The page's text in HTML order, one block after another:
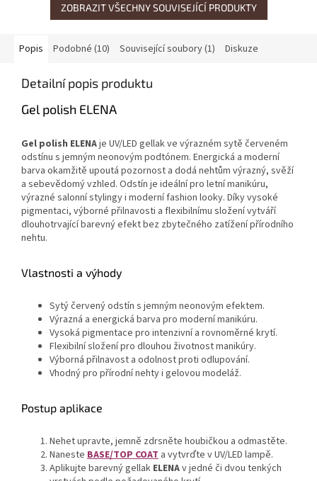
ZOBRAZIT VŠECHNY SOUVISEJÍCÍ PRODUKTY
Popis Podobné (10) Související soubory (1) Diskuze
Detailní popis produktu
Gel polish ELENA
Gel polish ELENAje UV/LED gellak ve výrazném sytě červeném
odstínu s jemným neonovým podtónem. Energická a moderní
barva okamžitě upoutá pozornost a dodá nehtům výrazný, svěží
a sebevědomý vzhled. Odstín je ideální pro letní manikúru,
výrazné salonní stylingy i moderní fashion looky. Díky vysoké
pigmentaci, výborné přilnavosti a flexibilnímu složení vytváří
dlouhotrvající barevný efekt bez zbytečného zatížení přírodního
nehtu.
Vlastnosti a výhody
Sytý červený odstín s jemným neonovým efektem.
Výrazná a energická barva pro moderní manikúru.
Vysoká pigmentace pro intenzivní a rovnoměrné krytí.
Flexibilní složení pro dlouhou životnost manikúry.
Výborná přilnavost a odolnost proti odlupování.
Vhodný pro přírodní nehty i gelovou modeláž.
Postup aplikace
Nehet upravte, jemně zdrsněte houbičkou a odmastěte.
Naneste BASE/TOP COAT a vytvrďte v UV/LED lampě.
Aplikujte barevný gellak ELENAv jedné či dvou tenkých